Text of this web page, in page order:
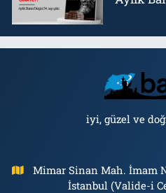
iyi, güzel ve
Mimar Sinan Mah. İmam
İstanbul (Valide-i